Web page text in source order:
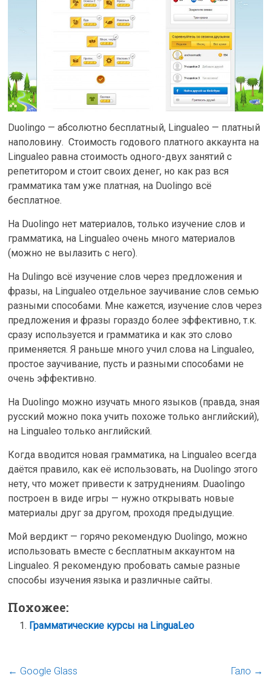
Duolingo — абсолютно бесплатный, Lingualeo — платный
наполовину. Стоимость годового платного аккаунта на
Lingualeo равна стоимость одного-двух занятий с
репетитором и стоит своих денег, но как раз вся
грамматика там уже платная, на Duolingo всё
бесплатное.
На Duolingo нет материалов, только изучение слов и
грамматика, на Lingualeo очень много материалов
(можно не вылазить с него).
На Dulingo всё изучение слов через предложения и
фразы, на Lingualeo отдельное заучивание слов семью
разными способами. Мне кажется, изучение слов через
предложения и фразы гораздо более эффективно, т.к.
сразу используется и грамматика и как это слово
применяется. Я раньше много учил слова на Lingualeo,
простое заучивание, пусть и разными способами не
очень эффективно.
На Duolingo можно изучать много языков (правда, зная
русский можно пока учить похоже только английский),
на Lingualeo только английский.
Когда вводится новая грамматика, на Lingualeo всегда
даётся правило, как её использовать, на Duolingo этого
нету, что может привести к затруднениям. Duaolingo
построен в виде игры — нужно открывать новые
материалы друг за другом, проходя предыдущие.
Мой вердикт — горячо рекомендую Duolingo, можно
использовать вместе с бесплатным аккаунтом на
Lingualeo. Я рекомендую пробовать самые разные
способы изучения языка и различные сайты.
Похожее:
Грамматические курсы на LinguaLeo
← Google Glass Гало →